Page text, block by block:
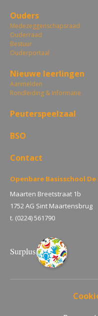
Ouders
Medezeggenschapsraad
Ouderraad
Bestuur
Ouderportaal
Nieuwe leerlingen
Aanmelden
Rondleiding & Informatie
Peuterspeelzaal
BSO
Contact
Openbare Basisschool De
Maarten Breetstraat 1b
1752 AG Sint Maartensbrug
t. (0224) 561790